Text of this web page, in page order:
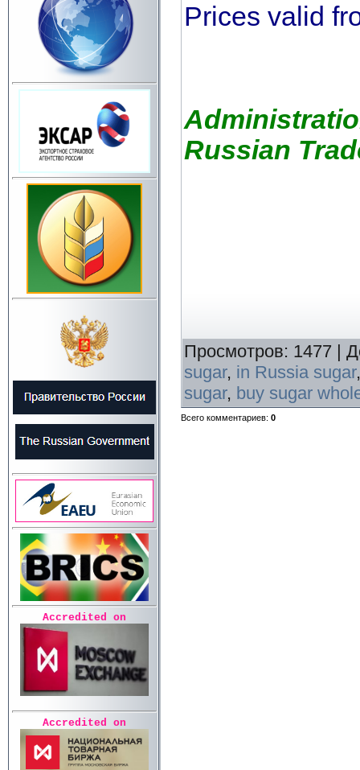
Accredited on
Accredited on
Prices valid
Russian
Просмотров: 1477 |
sugar, in Russia sugar
sugar, buy sugar
Всего комментариев: 0